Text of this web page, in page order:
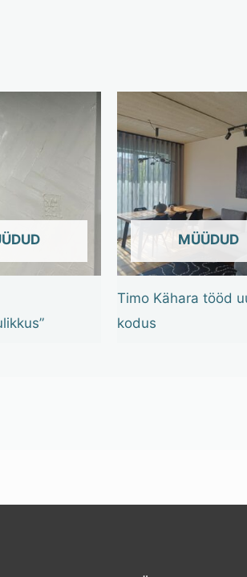
STOCK OUT OF
Timo Kähara tööd
kodus